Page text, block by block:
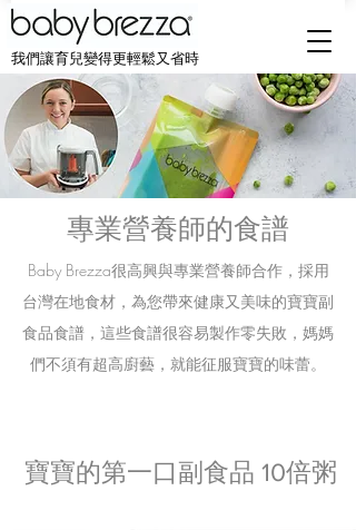
我們讓育兒變得更輕鬆又省時
專業營養師的食譜
Baby Brezza很高興與專業營養師合作，採用
台灣在地食材，為您帶來健康又美味的寶寶副
食品食譜，這些食譜很容易製作零失敗，媽媽
們不須有超高廚藝，就能征服寶寶的味蕾。
寶寶的第一口副食品 10倍粥